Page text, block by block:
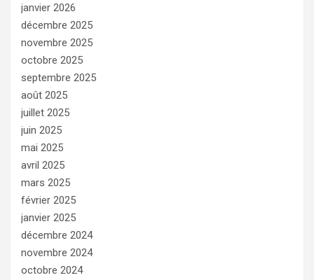
janvier 2026
décembre 2025
novembre 2025
octobre 2025
septembre 2025
août 2025
juillet 2025
juin 2025
mai 2025
avril 2025
mars 2025
février 2025
janvier 2025
décembre 2024
novembre 2024
octobre 2024